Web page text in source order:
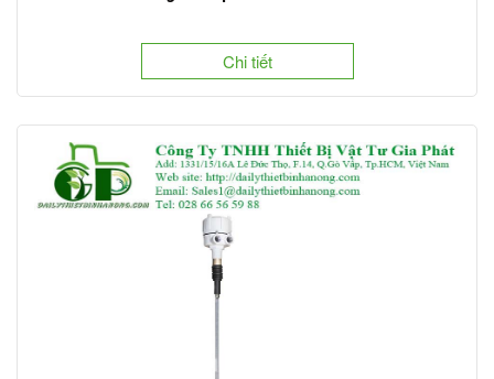
Chi tiết